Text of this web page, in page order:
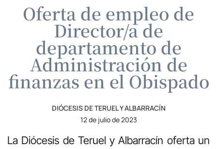
Oferta de empleo de
Director/a de
departamento de
Administración de
finanzas en el Obispado
DIÓCESIS DE TERUEL Y ALBARRACÍN
12 de julio de 2023
La Diócesis de Teruel y Albarracín oferta un